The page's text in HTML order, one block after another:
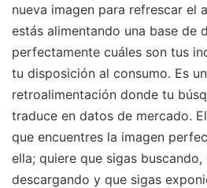
nueva imagen para refrescar el
estás alimentando una base de
perfectamente cuáles son tus
tu disposición al consumo. Es
retroalimentación donde tu
traduce en datos de mercado.
que encuentres la imagen
ella; quiere que sigas buscando,
descargando y que sigas